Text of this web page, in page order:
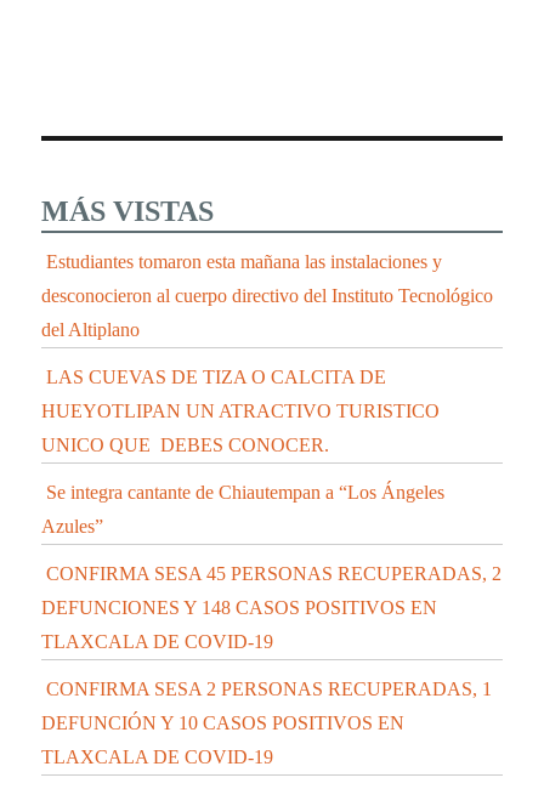
MÁS VISTAS
Estudiantes tomaron esta mañana las instalaciones y
desconocieron al cuerpo directivo del Instituto Tecnológico
del Altiplano
LAS CUEVAS DE TIZA O CALCITA DE
HUEYOTLIPAN UN ATRACTIVO TURISTICO
UNICO QUE DEBES CONOCER.
Se integra cantante de Chiautempan a “Los Ángeles
Azules”
CONFIRMA SESA 45 PERSONAS RECUPERADAS, 2
DEFUNCIONES Y 148 CASOS POSITIVOS EN
TLAXCALA DE COVID-19
CONFIRMA SESA 2 PERSONAS RECUPERADAS, 1
DEFUNCIÓN Y 10 CASOS POSITIVOS EN
TLAXCALA DE COVID-19